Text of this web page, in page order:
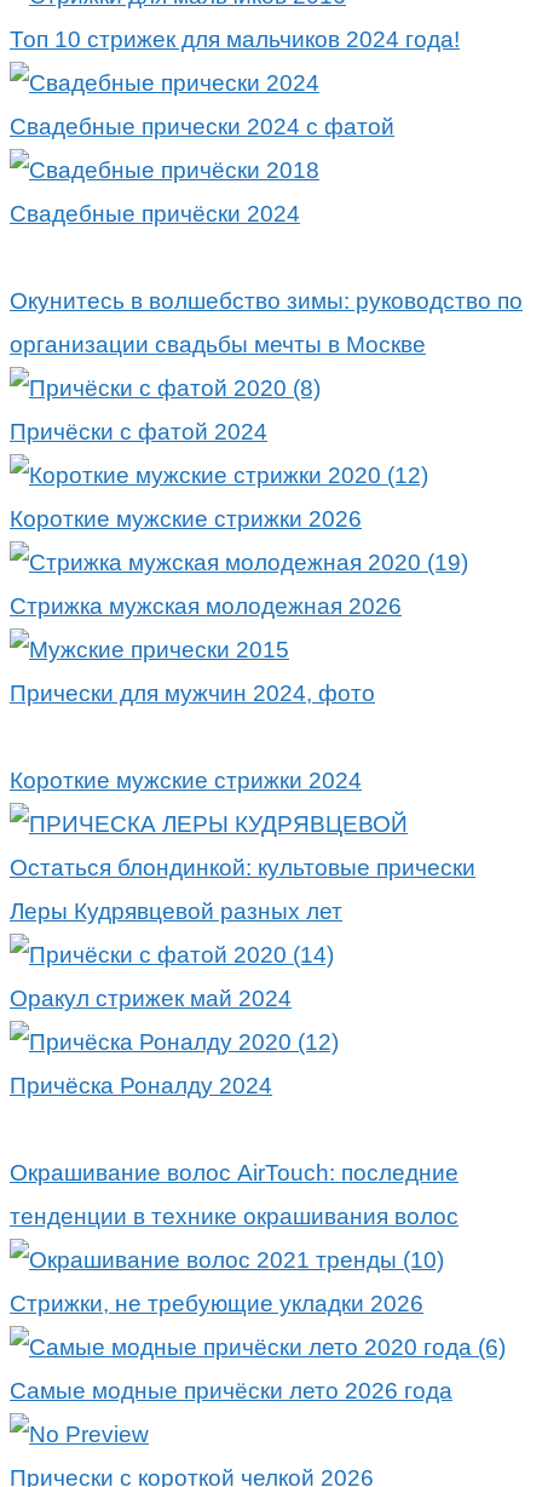
Топ 10 стрижек для мальчиков 2024 года!
Свадебные прически 2024 с фатой
Свадебные причёски 2024
Окунитесь в волшебство зимы: руководство по
организации свадьбы мечты в Москве
Причёски с фатой 2024
Короткие мужские стрижки 2026
Стрижка мужская молодежная 2026
Прически для мужчин 2024, фото
Короткие мужские стрижки 2024
Остаться блондинкой: культовые прически
Леры Кудрявцевой разных лет
Оракул стрижек май 2024
Причёска Роналду 2024
Окрашивание волос AirTouch: последние
тенденции в технике окрашивания волос
Стрижки, не требующие укладки 2026
Самые модные причёски лето 2026 года
Прически с короткой челкой 2026